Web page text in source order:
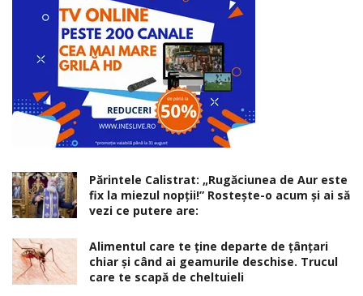
Părintele Calistrat: „Rugăciunea de Aur este
fix la miezul nopţii!” Rosteşte-o acum şi ai să
vezi ce putere are:
Alimentul care te ține departe de țânțari
chiar și când ai geamurile deschise. Trucul
care te scapă de cheltuieli